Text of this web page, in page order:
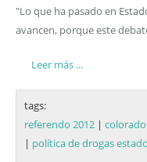
"Lo que ha pasado en
avancen, porque este
Leer más ...
tags:
referendo 2012 | colorado
| política de drogas